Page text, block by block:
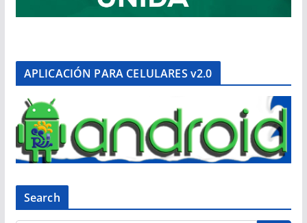
APLICACIÓN PARA CELULARES v2.0
Search